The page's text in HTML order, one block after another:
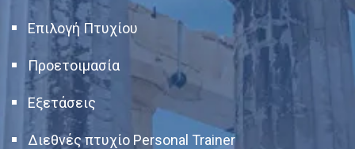
Επιλογή Πτυχίου
Προετοιμασία
Εξετάσεις
Διεθνές πτυχίο Personal Trainer